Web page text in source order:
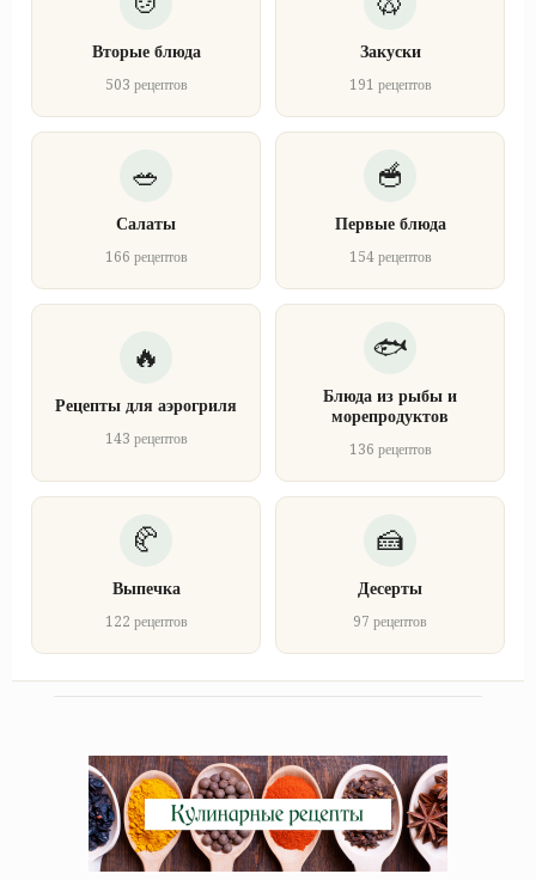
Вторые блюда
503 рецептов
Закуски
191 рецептов
Салаты
166 рецептов
Первые блюда
154 рецептов
Рецепты для аэрогриля
143 рецептов
Блюда из рыбы и
морепродуктов
136 рецептов
Выпечка
122 рецептов
Десерты
97 рецептов